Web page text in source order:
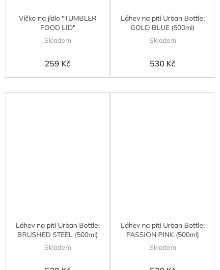
Víčko na jídlo "TUMBLER
FOOD LID"
Skladem
259 Kč
Láhev na pití Urban Bottle:
GOLD BLUE (500ml)
Skladem
530 Kč
Láhev na pití Urban Bottle:
BRUSHED STEEL (500ml)
Skladem
Láhev na pití Urban Bottle:
PASSION PINK (500ml)
Skladem